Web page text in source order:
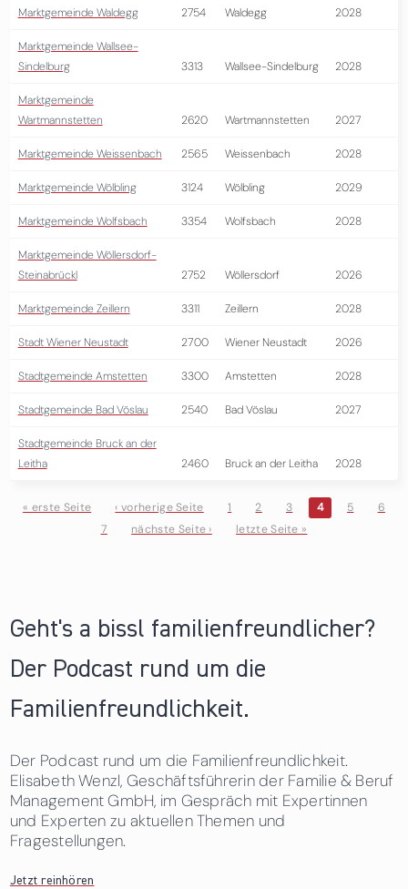
Marktgemeinde Waldegg 2754 Waldegg 2028
Marktgemeinde Wallsee-
Sindelburg
3313 Wallsee-Sindelburg 2028
Marktgemeinde
Wartmannstetten
2620 Wartmannstetten 2027
Marktgemeinde Weissenbach 2565 Weissenbach 2028
Marktgemeinde Wölbling 3124 Wölbling 2029
Marktgemeinde Wolfsbach 3354 Wolfsbach 2028
Marktgemeinde Wöllersdorf-
Steinabrückl
2752 Wöllersdorf 2026
Marktgemeinde Zeillern 3311 Zeillern 2028
Stadt Wiener Neustadt 2700 Wiener Neustadt 2026
Stadtgemeinde Amstetten 3300 Amstetten 2028
Stadtgemeinde Bad Vöslau 2540 Bad Vöslau 2027
Stadtgemeinde Bruck an der
Leitha
2460 Bruck an der Leitha 2028
« erste Seite ‹ vorherige Seite 1 2 3 4 5
6
7
nächste Seite › letzte Seite »
Geht's a bissl familienfreundlicher?
Der Podcast rund um die
Familienfreundlichkeit.
Der Podcast rund um die Familienfreundlichkeit.
Elisabeth Wenzl, Geschäftsführerin der Familie & Beruf
Management GmbH, im Gespräch mit Expertinnen
und Experten zu aktuellen Themen und
Fragestellungen.
Jetzt reinhören